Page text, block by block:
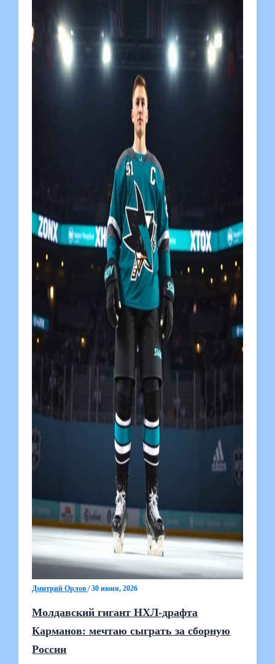
Дмитрий Орлов/30 июня, 2026
Молдавский гигант НХЛ-драфта
Карманов: мечтаю сыграть за сборную
России